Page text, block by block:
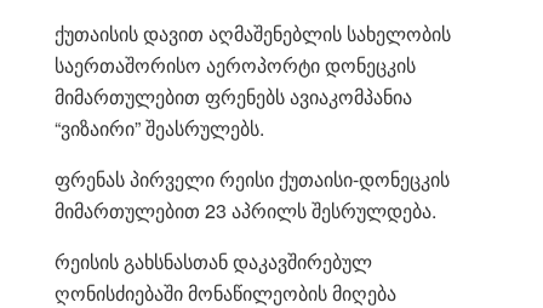
ქუთაისის დავით აღმაშენებლის სახელობის
საერთაშორისო აეროპორტი დონეცკის
მიმართულებით ფრენებს ავიაკომპანია
“ვიზაირი” შეასრულებს.
ფრენას პირველი რეისი ქუთაისი-დონეცკის
მიმართულებით 23 აპრილს შესრულდება.
რეისის გახსნასთან დაკავშირებულ
ღონისძიებაში მონაწილეობის მიღება